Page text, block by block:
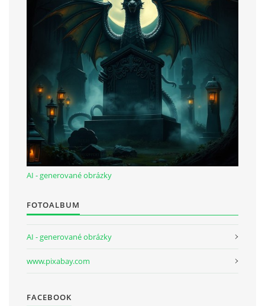
bludicka.cirezlo@gmail.com
Príbehy a poviedky na tejto stránke sú duševným
vlastníctvom autorov. Všetky práva vyhradené.
© 2026 eStránky.sk|RSS|WebSlice |Aktualizované 5. 8. 2026
AI - generované obrázky
FOTOALBUM
AI - generované obrázky
www.pixabay.com
FACEBOOK